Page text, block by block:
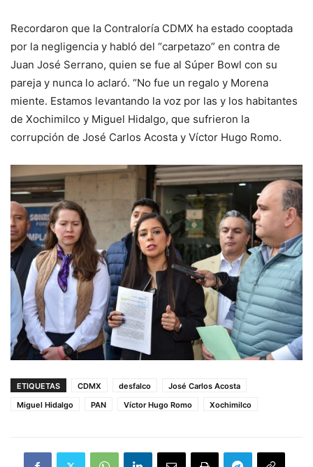
Recordaron que la Contraloría CDMX ha estado cooptada
por la negligencia y habló del “carpetazo” en contra de
Juan José Serrano, quien se fue al Súper Bowl con su
pareja y nunca lo aclaró. “No fue un regalo y Morena
miente. Estamos levantando la voz por las y los habitantes
de Xochimilco y Miguel Hidalgo, que sufrieron la
corrupción de José Carlos Acosta y Víctor Hugo Romo.
ETIQUETAS CDMX desfalco
José Carlos Acosta
Miguel Hidalgo
PAN Víctor Hugo Romo Xochimilco